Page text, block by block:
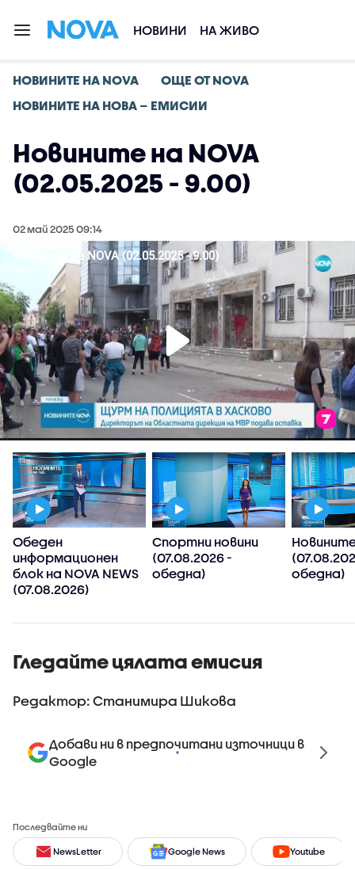
НОВИНИ НА ЖИВО
НОВИНИТЕ НА NOVA
ОЩЕ ОТ NOVA
НОВИНИТЕ НА НОВА – ЕМИСИИ
Новините на NOVA
(02.05.2025 - 9.00)
02 май 2025 09:14
Обеден
информационен
блок на NOVA NEWS
(07.08.2026)
Спортни новини
(07.08.2026 -
обедна)
обедна)
Гледайте цялата емисия
Редактор: Станимира Шикова
Добави ни в предпочитани източници в
Google
Последвайте ни
NewsLetter Google News Youtube